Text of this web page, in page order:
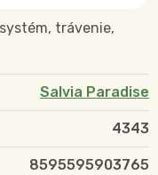
trávenie,
Salvia Paradise
4343
8595595903765